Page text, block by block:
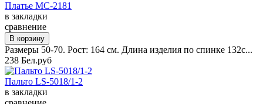
Платье MC-2181
в закладки
сравнение
Размеры 50-70. Рост: 164 см. Длина изделия по спинке 132с...
238 Бел.руб
Пальто LS-5018/1-2
в закладки